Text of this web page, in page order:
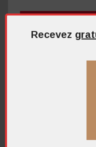
Démarrer un
Recevez